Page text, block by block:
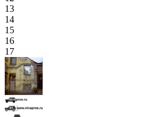
13
14
15
16
17